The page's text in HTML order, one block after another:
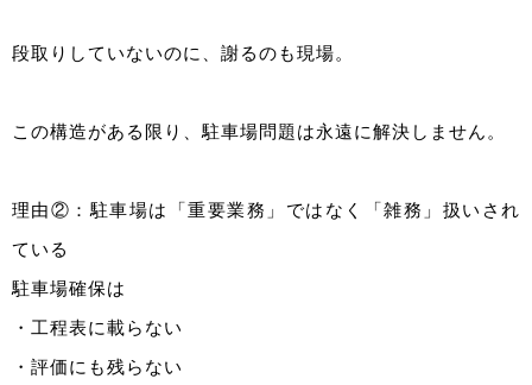
段取りしていないのに、謝るのも現場。
この構造がある限り、駐車場問題は永遠に解決しません。
理由②：駐車場は「重要業務」ではなく「雑務」扱いされ
ている
駐車場確保は
・工程表に載らない
・評価にも残らない